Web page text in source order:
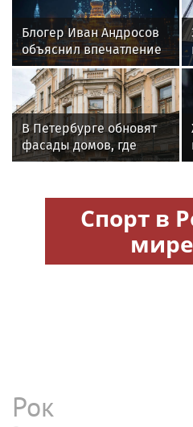
Блогер Иван Андросов
объяснил впечатление
от образа Аллы
Пугачевой
В Петербурге обновят
фасады домов, где
жили Чайковский и
Спорт в
мире
Рок